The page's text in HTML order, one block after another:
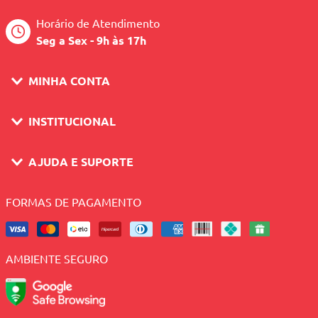
Horário de Atendimento
Seg a Sex - 9h às 17h
MINHA CONTA
INSTITUCIONAL
AJUDA E SUPORTE
FORMAS DE PAGAMENTO
AMBIENTE SEGURO